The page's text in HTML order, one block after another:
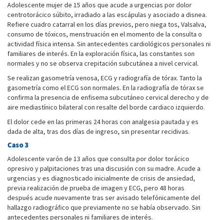
Adolescente mujer de 15 años que acude a urgencias por dolor
centrotorácico súbito, irradiado a las escápulas y asociado a disnea.
Refiere cuadro catarral en los días previos, pero niega tos, Valsalva,
consumo de tóxicos, menstruación en el momento de la consulta o
actividad física intensa. Sin antecedentes cardiológicos personales ni
familiares de interés. En la exploración física, las constantes son
normales y no se observa crepitación subcutánea a nivel cervical.
Se realizan gasometría venosa, ECG y radiografía de tórax. Tanto la
gasometría como el ECG son normales. En la radiografía de tórax se
confirma la presencia de enfisema subcutáneo cervical derecho y de
aire mediastínico bilateral con resalte del borde cardiaco izquierdo.
El dolor cede en las primeras 24 horas con analgesia pautada y es
dada de alta, tras dos días de ingreso, sin presentar recidivas.
Caso 3
Adolescente varón de 13 años que consulta por dolor torácico
opresivo y palpitaciones tras una discusión con su madre. Acude a
urgencias y es diagnosticado inicialmente de crisis de ansiedad,
previa realización de prueba de imagen y ECG, pero 48 horas
después acude nuevamente tras ser avisado telefónicamente del
hallazgo radiográfico que previamente no se había observado. Sin
antecedentes personales ni familiares de interés.